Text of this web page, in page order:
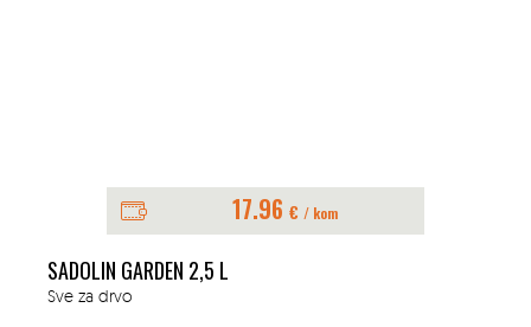
17.96 € / kom
SADOLIN GARDEN 2,5 L
Sve za drvo